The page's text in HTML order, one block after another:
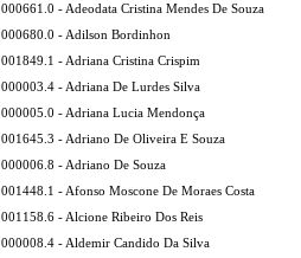
000661.0 - Adeodata Cristina Mendes De Souza
000680.0 - Adilson Bordinhon
001849.1 - Adriana Cristina Crispim
000003.4 - Adriana De Lurdes Silva
000005.0 - Adriana Lucia Mendonça
001645.3 - Adriano De Oliveira E Souza
000006.8 - Adriano De Souza
001448.1 - Afonso Moscone De Moraes Costa
001158.6 - Alcione Ribeiro Dos Reis
000008.4 - Aldemir Candido Da Silva